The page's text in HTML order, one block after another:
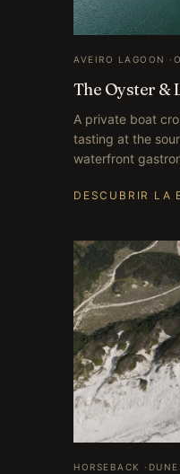
AVEIRO LAGOON ·
The Oyster &
A private boat
tasting at the
waterfront
DESCUBRIR LA
HORSEBACK ·